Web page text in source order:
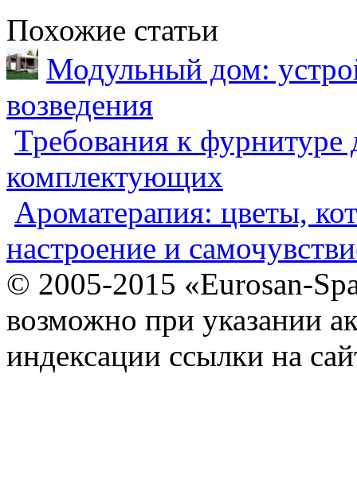
Похожие статьи
Модульный дом:
возведения
Требования к фурнитуре
комплектующих
Ароматерапия: цветы,
настроение и
© 2005-2015 «Eurosan-
возможно при указании
индексации ссылки на